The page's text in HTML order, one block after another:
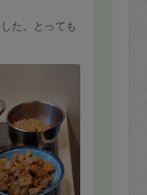
た。とっても